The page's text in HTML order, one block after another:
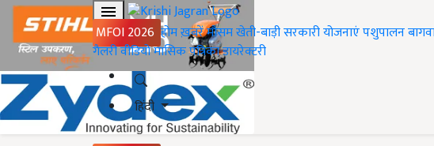
MFOI 2026 होमख़बरेंमौसमखेती-बाड़ीसरकारी योजनाएंपशुपालन
गैलरीवीडियोमासिक पत्रिकाडायरेक्टरी
हिंदी